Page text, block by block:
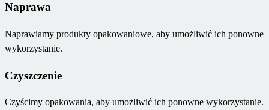
Naprawa
Naprawiamy produkty opakowaniowe, aby umożliwić ich ponowne
wykorzystanie.
Czyszczenie
Czyścimy opakowania, aby umożliwić ich ponowne wykorzystanie.